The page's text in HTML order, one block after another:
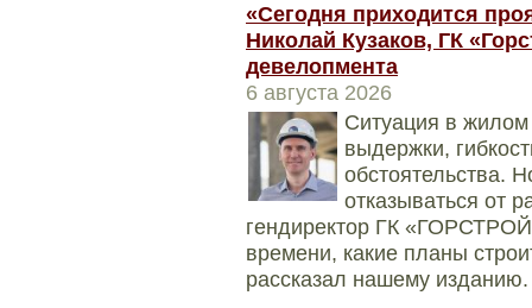
«Сегодня приходится
Николай Кузаков, ГК
девелопмента
6 августа 2026
Ситуация в жилом
выдержки,
обстоятельства.
отказываться от
гендиректор ГК
времени, какие планы
рассказал нашему изданию.